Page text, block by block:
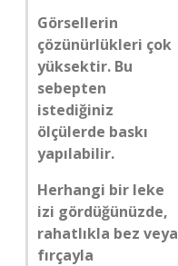
Görsellerin
çözünürlükleri çok
yüksektir. Bu
sebepten
istediğiniz
ölçülerde baskı
yapılabilir.
Herhangi bir leke
izi gördüğünüzde,
rahatlıkla bez veya
fırçayla